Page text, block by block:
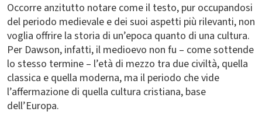
Occorre anzitutto notare come il testo, pur occupandosi
del periodo medievale e dei suoi aspetti più rilevanti, non
voglia offrire la storia di un’epoca quanto di una cultura.
Per Dawson, infatti, il medioevo non fu – come sottende
lo stesso termine – l’età di mezzo tra due civiltà, quella
classica e quella moderna, ma il periodo che vide
l’affermazione di quella cultura cristiana, base
dell’Europa.